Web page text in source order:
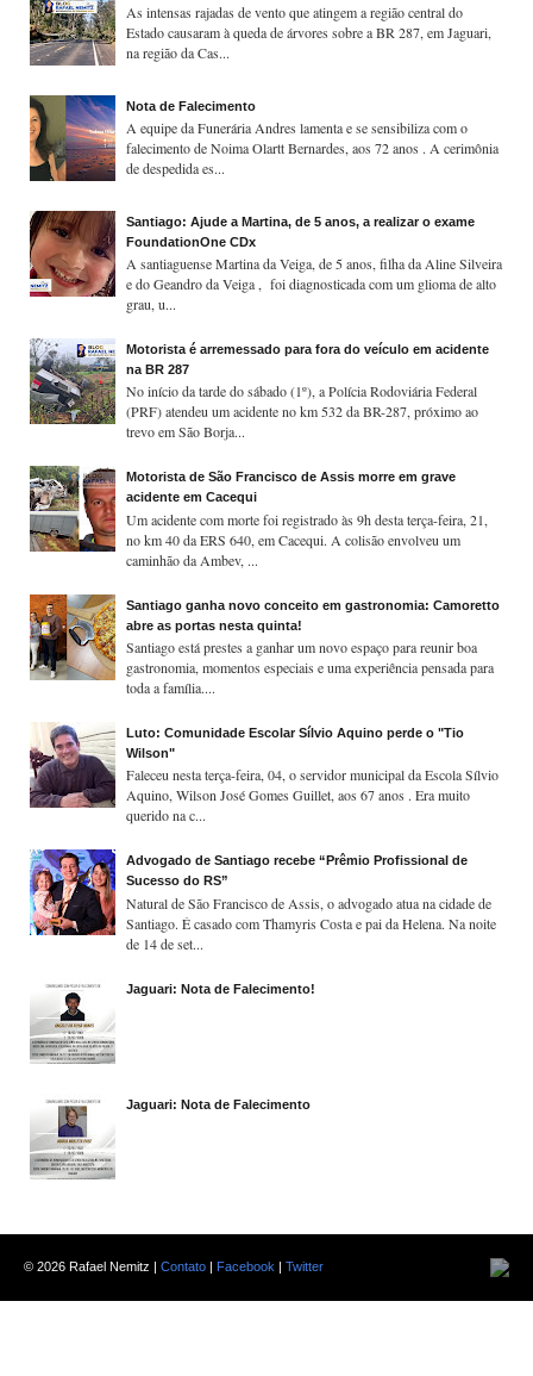
As intensas rajadas de vento que atingem a região central do
Estado causaram à queda de árvores sobre a BR 287, em Jaguari,
na região da Cas...
Nota de Falecimento
A equipe da Funerária Andres lamenta e se sensibiliza com o
falecimento de Noima Olartt Bernardes, aos 72 anos . A cerimônia
de despedida es...
Santiago: Ajude a Martina, de 5 anos, a realizar o exame
FoundationOne CDx
A santiaguense Martina da Veiga, de 5 anos, filha da Aline Silveira
e do Geandro da Veiga , foi diagnosticada com um glioma de alto
grau, u...
Motorista é arremessado para fora do veículo em acidente
na BR 287
No início da tarde do sábado (1º), a Polícia Rodoviária Federal
(PRF) atendeu um acidente no km 532 da BR-287, próximo ao
trevo em São Borja...
Motorista de São Francisco de Assis morre em grave
acidente em Cacequi
Um acidente com morte foi registrado às 9h desta terça-feira, 21,
no km 40 da ERS 640, em Cacequi. A colisão envolveu um
caminhão da Ambev, ...
Santiago ganha novo conceito em gastronomia: Camoretto
abre as portas nesta quinta!
Santiago está prestes a ganhar um novo espaço para reunir boa
gastronomia, momentos especiais e uma experiência pensada para
toda a família....
Luto: Comunidade Escolar Sílvio Aquino perde o "Tio
Wilson"
Faleceu nesta terça-feira, 04, o servidor municipal da Escola Sílvio
Aquino, Wilson José Gomes Guillet, aos 67 anos . Era muito
querido na c...
Advogado de Santiago recebe “Prêmio Profissional de
Sucesso do RS”
Natural de São Francisco de Assis, o advogado atua na cidade de
Santiago. É casado com Thamyris Costa e pai da Helena. Na noite
de 14 de set...
Jaguari: Nota de Falecimento!
Jaguari: Nota de Falecimento
© 2026 Rafael Nemitz | Contato | Facebook | Twitter